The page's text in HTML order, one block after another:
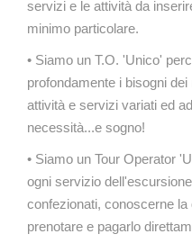
servizi e le attività da
minimo particolare.
• Siamo un T.O. 'Unico'
profondamente i bisogni
attività e servizi variati ed
necessità...e sogno!
• Siamo un Tour Operator
ogni servizio
confezionati, conoscerne
prenotare e pagarlo